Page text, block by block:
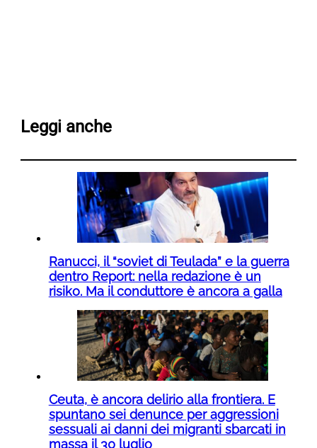
Leggi anche
Ranucci, il “soviet di Teulada” e la guerra
dentro Report: nella redazione è un
risiko. Ma il conduttore è ancora a galla
Ceuta, è ancora delirio alla frontiera. E
spuntano sei denunce per aggressioni
sessuali ai danni dei migranti sbarcati in
massa il 30 luglio